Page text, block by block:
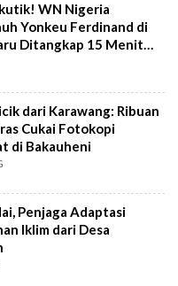
WN Nigeria
Yonkeu Ferdinand di
Ditangkap 15 Menit
dari Karawang: Ribuan
Cukai Fotokopi
di Bakauheni
Penjaga Adaptasi
Iklim dari Desa